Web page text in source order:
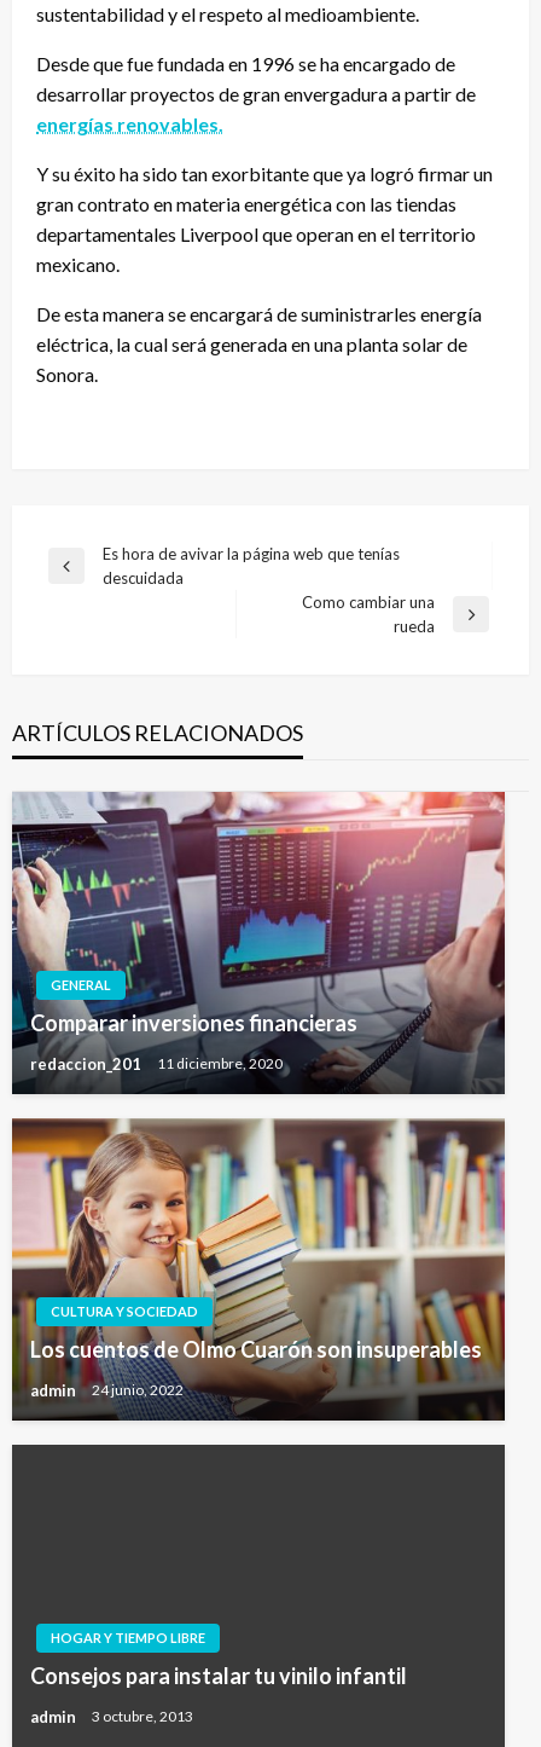
sustentabilidad y el respeto al medioambiente.
Desde que fue fundada en 1996 se ha encargado de
desarrollar proyectos de gran envergadura a partir de
energías renovables.
Y su éxito ha sido tan exorbitante que ya logró firmar un
gran contrato en materia energética con las tiendas
departamentales Liverpool que operan en el territorio
mexicano.
De esta manera se encargará de suministrarles energía
eléctrica, la cual será generada en una planta solar de
Sonora.
Navegación
Entrada
Es hora de avivar la página web que tenías
descuidada
Como cambiar una
rueda
ARTÍCULOS RELACIONADOS
GENERAL
Comparar inversiones financieras
redaccion_201 11 diciembre, 2020
CULTURA Y SOCIEDAD
Los cuentos de Olmo Cuarón son insuperables
admin 24 junio, 2022
HOGAR Y TIEMPO LIBRE
Consejos para instalar tu vinilo infantil
admin 3 octubre, 2013